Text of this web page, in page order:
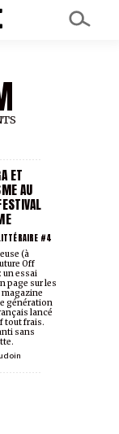
ET
AU
#4
(à
Off
un essai
page sur les
magazine
génération
lancé
tout frais.
sans